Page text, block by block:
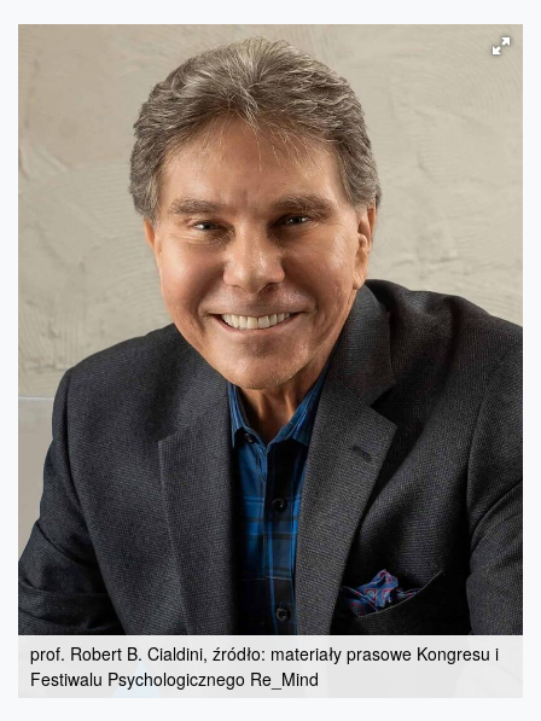
prof. Robert B. Cialdini, źródło: materiały prasowe Kongresu i
Festiwalu Psychologicznego Re_Mind